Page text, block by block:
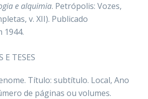
e alquimia. Petrópolis: Vozes,
v. XII). Publicado
1944.
E TESES
Título: subtítulo. Local, Ano
de páginas ou volumes.